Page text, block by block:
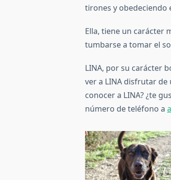
tirones y obedeciendo
Ella, tiene un carácter
tumbarse a tomar el
LINA, por su carácter
ver a LINA disfrutar
conocer a LINA? ¿te
número de teléfono a